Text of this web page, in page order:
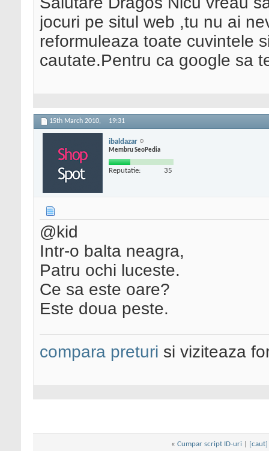
jocuri pe situl web ,tu nu ai
reformuleaza toate cuvintele
cautate.Pentru ca google sa
15th March 2010, 19:31
ibaldazar
Membru SeoPedia
Reputatie: 35
@kid
Intr-o balta neagra,
Patru ochi luceste.
Ce sa este oare?
Este doua peste.
compara preturi si viziteaza
« Cumpar script ID-uri